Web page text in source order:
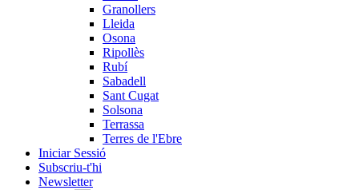
Granollers
Lleida
Osona
Ripollès
Rubí
Sabadell
Sant Cugat
Solsona
Terrassa
Terres de l'Ebre
Iniciar Sessió
Subscriu-t'hi
Newsletter